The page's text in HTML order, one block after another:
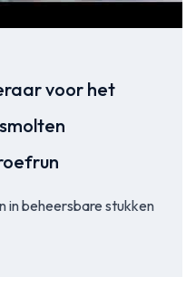
voor het
in beheersbare stukken